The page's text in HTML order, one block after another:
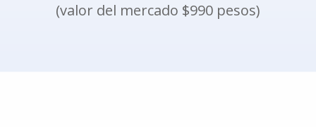
(valor del mercado $990 pesos)